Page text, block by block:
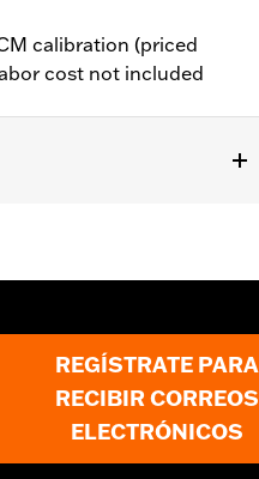
calibration (priced
cost not included
con el sintonizador
REGÍSTRATE PARA
RECIBIR CORREOS
ELECTRÓNICOS